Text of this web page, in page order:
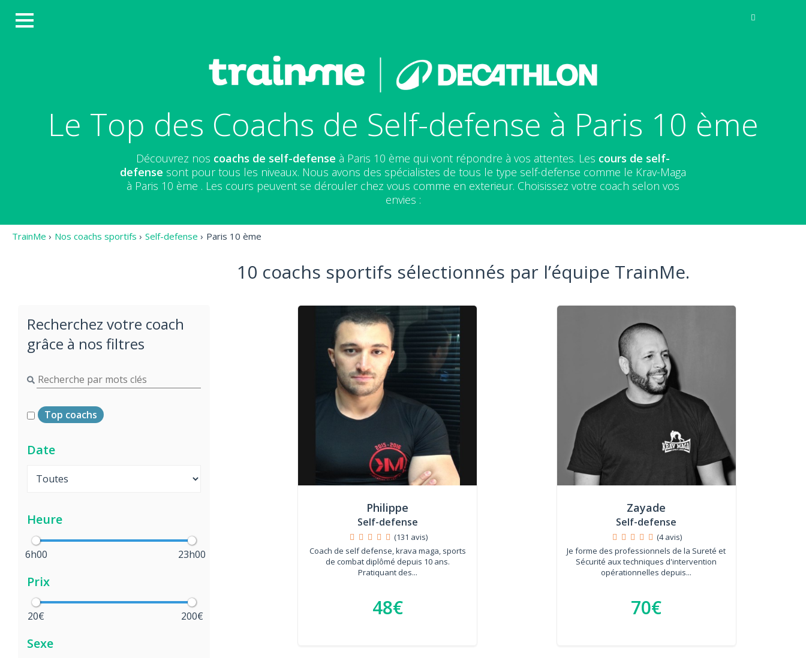
Le Top des Coachs de Self-defense à Paris 10 ème
Découvrez nos coachs de self-defense à Paris 10 ème qui vont répondre à vos attentes. Les cours de self-
defense sont pour tous les niveaux. Nous avons des spécialistes de tous le type self-defense comme le Krav-Maga
à Paris 10 ème . Les cours peuvent se dérouler chez vous comme en exterieur. Choisissez votre coach selon vos
envies :
TrainMe › Nos coachs sportifs › Self-defense › Paris 10 ème
Recherchez votre coach
grâce à nos filtres
Top coachs
Date
Heure
6h00 23h00
Prix
20€ 200€
Sexe
10 coachs sportifs sélectionnés par l’équipe TrainMe.
Philippe
Self-defense
(131 avis)
Coach de self defense, krava maga, sports
de combat diplômé depuis 10 ans.
Pratiquant des...
48€
Zayade
Self-defense
(4 avis)
Je forme des professionnels de la Sureté et
Sécurité aux techniques d'intervention
opérationnelles depuis...
70€